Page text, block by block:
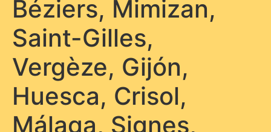
Béziers, Mimizan,
Saint-Gilles,
Vergèze, Gijón,
Huesca, Crisol,
Málaga, Signes,